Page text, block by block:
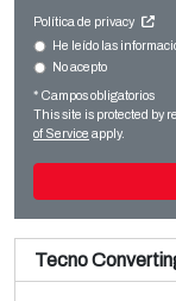
Film extrusion
Blown film
Venta y
usada
Política de privacy
He leído las
No acepto
* Campos obligatorios
This site is protected by
of Service apply.
Tecno